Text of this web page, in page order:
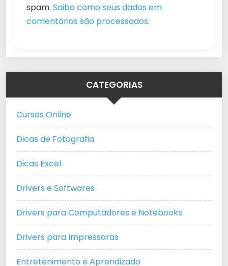
spam. Saiba como seus dados em
comentários são processados.
CATEGORIAS
Cursos Online
Dicas de Fotografia
Dicas Excel
Drivers e Softwares
Drivers para Computadores e Notebooks
Drivers para Impressoras
Entretenimento e Aprendizado